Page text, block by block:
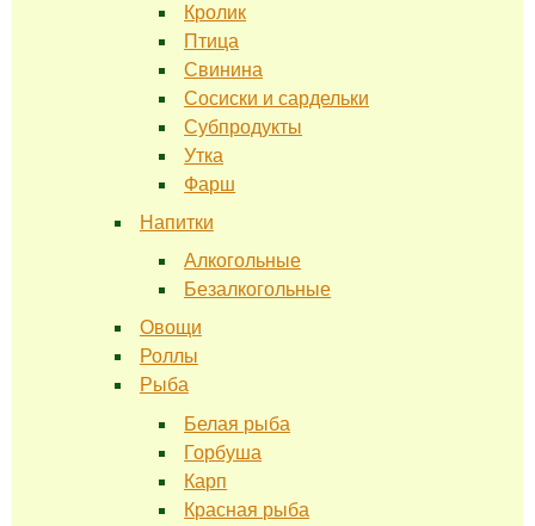
Кролик
Птица
Свинина
Сосиски и сардельки
Субпродукты
Утка
Фарш
Напитки
Алкогольные
Безалкогольные
Овощи
Роллы
Рыба
Белая рыба
Горбуша
Карп
Красная рыба